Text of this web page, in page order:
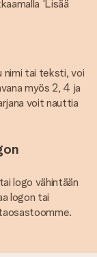
'Lisää
nimi tai teksti, voi
myös 2, 4 ja
voit nauttia
logo vähintään
logon tai